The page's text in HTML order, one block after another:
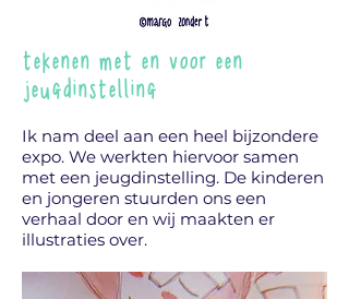
tekenen met en voor een
jeugdinstelling
Ik nam deel aan een heel bijzondere
expo. We werkten hiervoor samen
met een jeugdinstelling. De kinderen
en jongeren stuurden ons een
verhaal door en wij maakten er
illustraties over.